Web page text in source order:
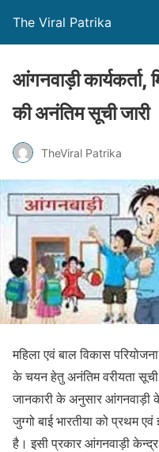
The Viral Patrika
आंगनवाड़ी कार्यकर्ता,
की अनंतिम सूची जारी
TheViral Patrika
महिला एवं बाल विकास
के चयन हेतु अनंतिम वरीयता
जानकारी के अनुसार आंगनवाड़ी
जुग्गो बाई भारतीया को प्रथम एवं
है। इसी प्रकार आंगनवाड़ी केन्द्र